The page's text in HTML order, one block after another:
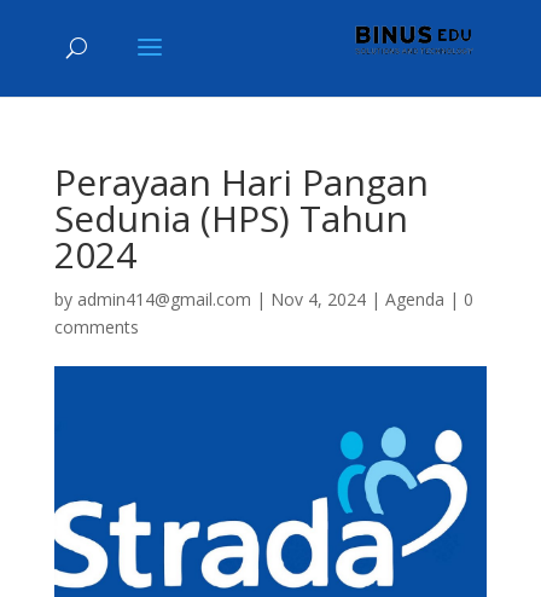
Perayaan Hari Pangan
Sedunia (HPS) Tahun
2024
by admin414@gmail.com | Nov 4, 2024| Agenda | 0
comments